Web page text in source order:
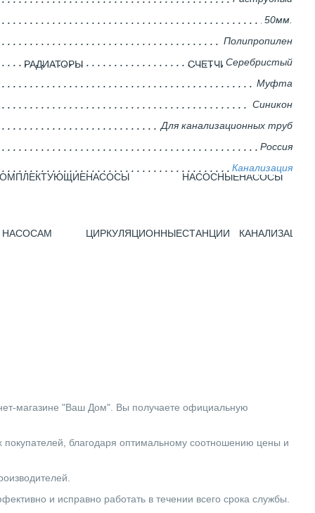
РАДИАТОРЫ CЧЕТЧИКИ
НАСОСАМ
НАСОСЫ
ЦИРКУЛЯЦИОННЫЕ
НАСОСНЫЕ
СТАНЦИИ
НАСОСЫ
50мм.
Полипропилен
Серебристый
Муфта
Синикон
Для канализационных труб
Россия
Канализация
"Ваш Дом". Вы получаете официальную
благодаря оптимальному соотношению цены и
и исправно работать в течении всего срока службы.